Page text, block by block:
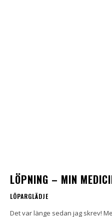
LÖPNING – MIN
LÖPARGLÄDJE
Det var länge sedan jag skrev!